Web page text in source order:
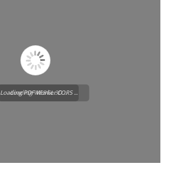
Loading WEBGL 3D ...
Loading PDF Worker CORS ...